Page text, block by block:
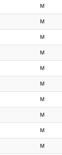
M
M
M
M
M
M
M
M
M
M